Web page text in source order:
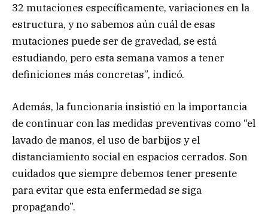
32 mutaciones específicamente, variaciones en la
estructura, y no sabemos aún cuál de esas
mutaciones puede ser de gravedad, se está
estudiando, pero esta semana vamos a tener
definiciones más concretas”, indicó.
Además, la funcionaria insistió en la importancia
de continuar con las medidas preventivas como “el
lavado de manos, el uso de barbijos y el
distanciamiento social en espacios cerrados. Son
cuidados que siempre debemos tener presente
para evitar que esta enfermedad se siga
propagando”.